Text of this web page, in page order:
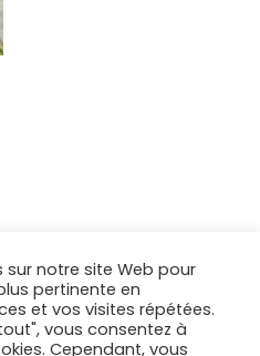
sur notre site Web pour
pertinente en
et vos visites répétées.
vous consentez à
Cependant, vous